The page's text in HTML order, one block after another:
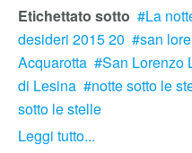
Etichettato sotto
La
desideri 2015 20
san
Acquarotta
San Lorenzo
di Lesina
notte sotto le
sotto le stelle
Leggi tutto...